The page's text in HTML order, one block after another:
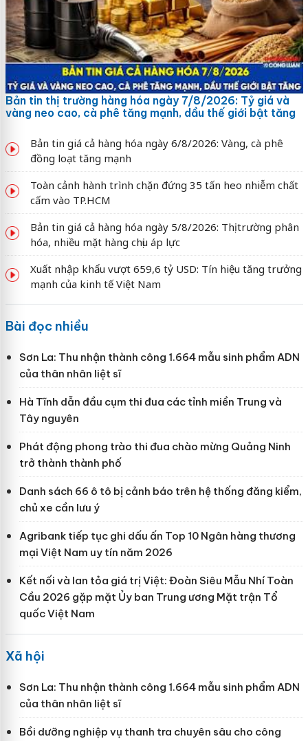
Bản tin thị trường hàng hóa ngày 7/8/2026: Tỷ giá và
vàng neo cao, cà phê tăng mạnh, dầu thế giới bật tăng
Bản tin giá cả hàng hóa ngày 6/8/2026: Vàng, cà phê
đồng loạt tăng mạnh
Toàn cảnh hành trình chặn đứng 35 tấn heo nhiễm chất
cấm vào TP.HCM
Bản tin giá cả hàng hóa ngày 5/8/2026: Thị trường phân
hóa, nhiều mặt hàng chịu áp lực
Xuất nhập khẩu vượt 659,6 tỷ USD: Tín hiệu tăng trưởng
mạnh của kinh tế Việt Nam
Bài đọc nhiều
Sơn La: Thu nhận thành công 1.664 mẫu sinh phẩm ADN
của thân nhân liệt sĩ
Hà Tĩnh dẫn đầu cụm thi đua các tỉnh miền Trung và
Tây nguyên
Phát động phong trào thi đua chào mừng Quảng Ninh
trở thành thành phố
Danh sách 66 ô tô bị cảnh báo trên hệ thống đăng kiểm,
chủ xe cần lưu ý
Agribank tiếp tục ghi dấu ấn Top 10 Ngân hàng thương
mại Việt Nam uy tín năm 2026
Kết nối và lan tỏa giá trị Việt: Đoàn Siêu Mẫu Nhí Toàn
Cầu 2026 gặp mặt Ủy ban Trung ương Mặt trận Tổ
quốc Việt Nam
Xã hội
Sơn La: Thu nhận thành công 1.664 mẫu sinh phẩm ADN
của thân nhân liệt sĩ
Bồi dưỡng nghiệp vụ thanh tra chuyên sâu cho công